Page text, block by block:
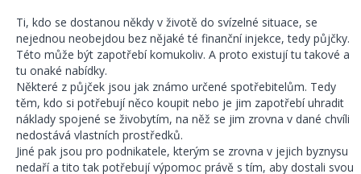
Ti, kdo se dostanou někdy v životě do svízelné situace, se
nejednou neobejdou bez nějaké té finanční injekce, tedy půjčky.
Této může být zapotřebí komukoliv. A proto existují tu takové a
tu onaké nabídky.
Některé z půjček jsou jak známo určené spotřebitelům. Tedy
těm, kdo si potřebují něco koupit nebo je jim zapotřebí uhradit
náklady spojené se živobytím, na něž se jim zrovna v dané chvíli
nedostává vlastních prostředků.
Jiné pak jsou pro podnikatele, kterým se zrovna v jejich byznysu
nedaří a tito tak potřebují výpomoc právě s tím, aby dostali svou